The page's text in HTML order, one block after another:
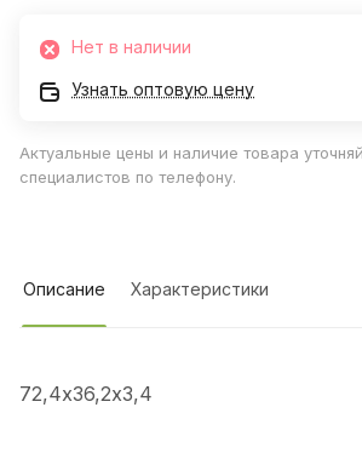
Нет в наличии
Узнать оптовую цену
Актуальные цены и наличие товара
специалистов по телефону.
Описание Характеристики
72,4х36,2х3,4